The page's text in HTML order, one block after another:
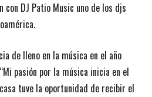
con DJ Patio Music uno de los djs
de lleno en la música en el año
pasión por la música inicia en el
tuve la oportunidad de recibir el